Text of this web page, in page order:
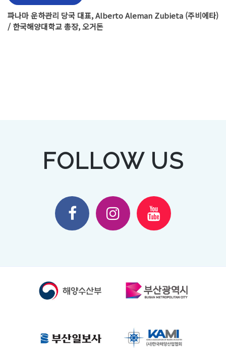
파나마 운하관리 당국 대표, Alberto Aleman Zubieta (주비에타)
/ 한국해양대학교 총장, 오거돈
FOLLOW US